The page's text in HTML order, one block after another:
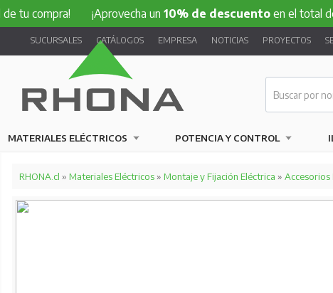
¡Aprovecha un10% de descuentoen el total de tu
SUCURSALES CATÁLOGOS EMPRESA NOTICIAS PROYECTOS
MATERIALES ELÉCTRICOS POTENCIA Y CONTROL
RHONA.cl » Materiales Eléctricos» Montaje y Fijación Eléctrica » Accesorios